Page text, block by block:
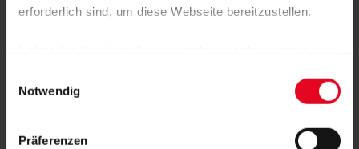
erforderlich sind, um diese Webseite bereitzustellen.
Daten von Ihnen (z.B. persönlichen Identifikatoren oder
IP-Adressen) verarbeitet werden. Durch Klicken auf den
Speicherung aller aufgeführten Cookies und der
Notwendig
Präferenzen
Niklas Batsch